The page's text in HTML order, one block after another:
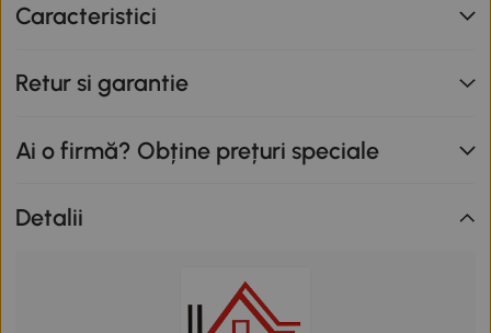
Caracteristici
Retur si garantie
Ai o firmă? Obține prețuri speciale
Detalii